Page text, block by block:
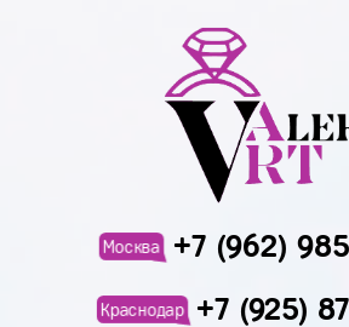
Москва +7 (962)
Краснодар +7 (925)